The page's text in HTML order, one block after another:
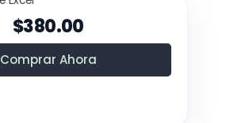
$380.00
Comprar Ahora